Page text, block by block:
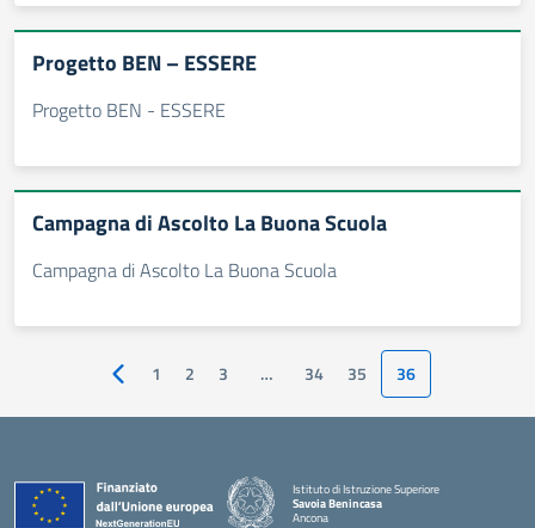
Progetto BEN – ESSERE
Progetto BEN - ESSERE
Campagna di Ascolto La Buona Scuola
Campagna di Ascolto La Buona Scuola
Pagina precedente
1 2 3 … 34 35 36
Istituto di Istruzione Superiore
Savoia Benincasa
Ancona